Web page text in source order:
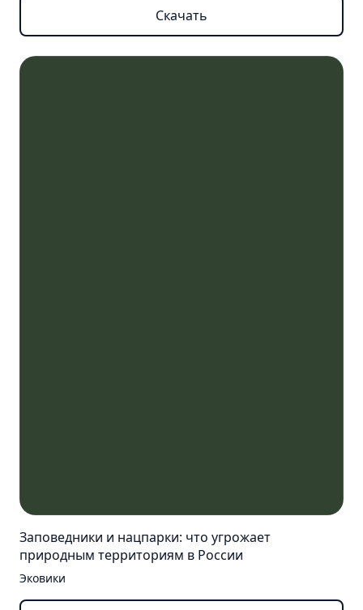
Скачать
Заповедники и нацпарки: что угрожает
природным территориям в России
Эковики